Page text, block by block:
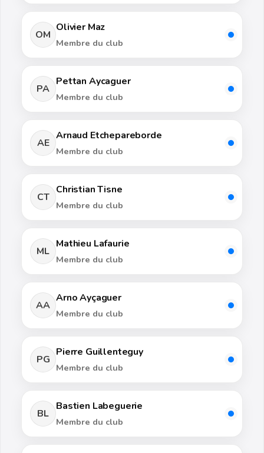
OM
Olivier Maz
Membre du club
PA
Pettan Aycaguer
Membre du club
AE
Arnaud Etchepareborde
Membre du club
CT
Christian Tisne
Membre du club
ML
Mathieu Lafaurie
Membre du club
AA
Arno Ayçaguer
Membre du club
PG
Pierre Guillenteguy
Membre du club
BL
Bastien Labeguerie
Membre du club